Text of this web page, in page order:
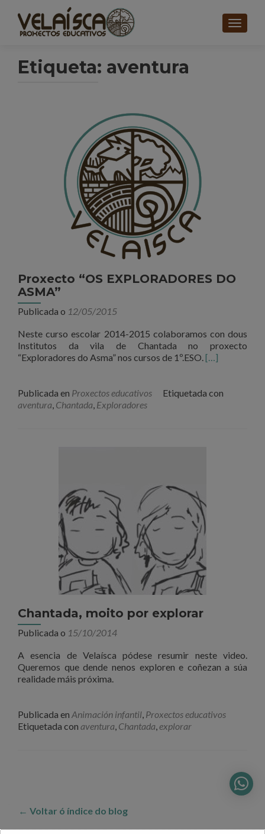
Etiqueta: aventura
Proxecto “OS EXPLORADORES DO
ASMA”
Publicada o 12/05/2015
Neste curso escolar 2014-2015 colaboramos con dous
Institutos da vila de Chantada no proxecto
“Exploradores do Asma” nos cursos de 1º.ESO.[…]
Publicada en Proxectos educativos
Etiquetada con
aventura, Chantada, Exploradores
Chantada, moito por explorar
Publicada o 15/10/2014
A esencia de Velaísca pódese resumir neste video.
Queremos que dende nenos exploren e coñezan a súa
realidade máis próxima.
Publicada en Animación infantil, Proxectos educativos
Etiquetada con aventura, Chantada,explorar
entradas
← Voltar ó índice do blog